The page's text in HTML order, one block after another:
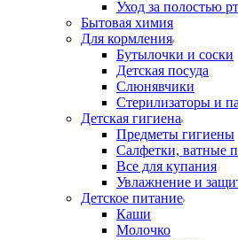
Уход за полостью
Бытовая химия
Для кормления
Бутылочки и соски
Детская посуда
Слюнявчики
Стерилизаторы и
Детская гигиена
Предметы гигиены
Салфетки, ватные
Все для купания
Увлажнение и
Детское питание
Каши
Молочко